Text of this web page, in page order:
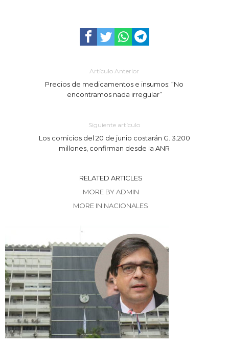
Artículo Anterior
Precios de medicamentos e insumos: “No
encontramos nada irregular”
Siguiente artículo
Los comicios del 20 de junio costarán G. 3.200
millones, confirman desde la ANR
RELATED ARTICLES
MORE BY ADMIN
MORE IN NACIONALES